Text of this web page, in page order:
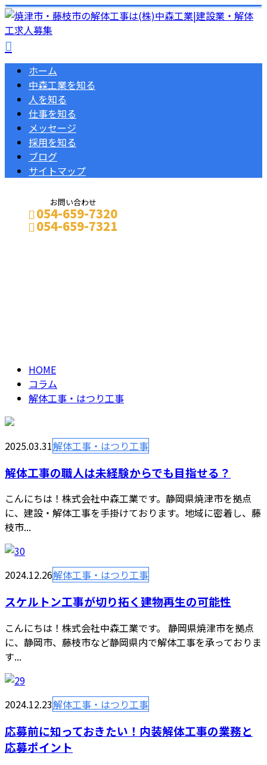
ホーム
中森工業を知る
人を知る
仕事を知る
メッセージ
採用を知る
ブログ
サイトマップ
お問い合わせ
054-659-7320
054-659-7321
HOME
コラム
解体工事・はつり工事
2025.03.31解体工事・はつり工事
解体工事の職人は未経験からでも目指せる？
こんにちは！株式会社中森工業です。静岡県焼津市を拠点
に、建設・解体工事を手掛けております。地域に密着し、藤
枝市...
2024.12.26解体工事・はつり工事
スケルトン工事が切り拓く建物再生の可能性
こんにちは！株式会社中森工業です。 静岡県焼津市を拠点
に、静岡市、藤枝市など静岡県内で解体工事を承っておりま
す...
2024.12.23解体工事・はつり工事
応募前に知っておきたい！内装解体工事の業務と
応募ポイント